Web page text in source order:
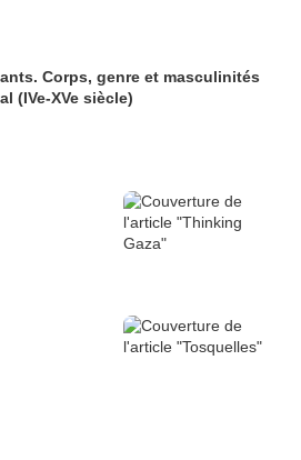
Corps, genre et masculinités
(IVe-XVe siècle)